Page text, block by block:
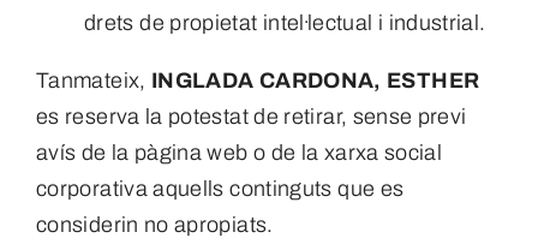
drets de propietat intel·lectual i industrial.
Tanmateix, INGLADA CARDONA, ESTHER
es reserva la potestat de retirar, sense previ
avís de la pàgina web o de la xarxa social
corporativa aquells continguts que es
considerin no apropiats.